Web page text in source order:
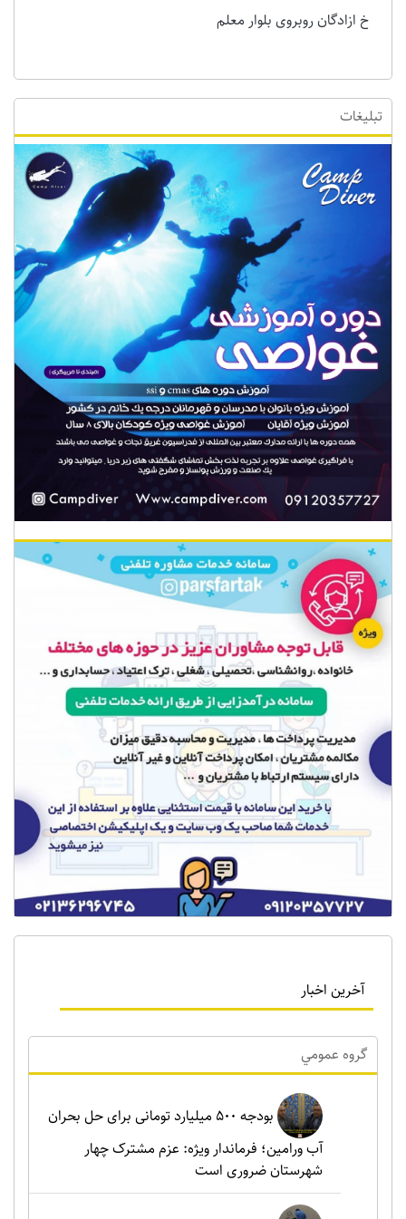
خ ازادگان روبروی بلوار معلم
تبلیغات
آخرین اخبار
گروه عمومي
بودجه ۵۰۰ میلیارد تومانی برای حل بحران
آب ورامین؛ فرماندار ویژه: عزم مشترک چهار
شهرستان ضروری است